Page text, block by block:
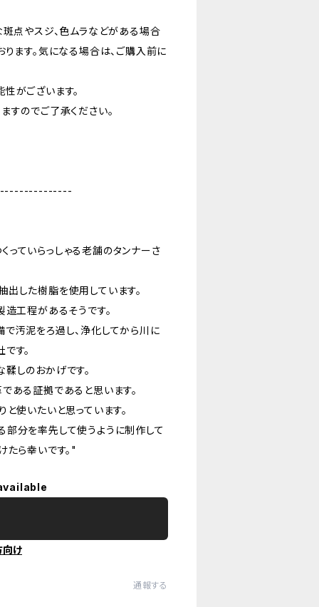
斑点やスジ、色ムラなどがある場合
ます。気になる場合は、ご購入前に
がございます。
すのでご了承ください。
ていらっしゃる老舗のタンナーさ
した樹脂を使用しています。
工程があるそうです。
汚泥をろ過し、浄化してから川に
す。
しのおかげです。
ある証拠であると思います。
使いたいと思っています。
分を率先して使うように制作して
たら幸いです。"
向け
通報する